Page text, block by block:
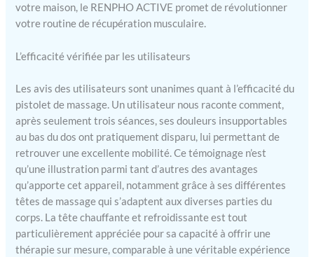
vitesse via l'application et
accéder à des cours vidéo
des guides visuels conçus
améliorant les
échauffements et facilitant
la récupération après
l'entraînement. Pistolet de
massage à percussion
puissant - Équipé d'un
moteur sans balai à couple
élevé, qui dure plus
longtemps et offre une
expérience de massage
plus profonde. Et le
votre maison, le RENPHO ACTIVE promet de révolutionner
votre routine de récupération musculaire.
L’efficacité vérifiée par les utilisateurs
Les avis des utilisateurs sont unanimes quant à l’efficacité du
pistolet de massage. Un utilisateur nous raconte comment,
après seulement trois séances, ses douleurs insupportables
au bas du dos ont pratiquement disparu, lui permettant de
retrouver une excellente mobilité. Ce témoignage n’est
qu’une illustration parmi tant d’autres des avantages
qu’apporte cet appareil, notamment grâce à ses différentes
têtes de massage qui s’adaptent aux diverses parties du
corps. La tête chauffante et refroidissante est tout
particulièrement appréciée pour sa capacité à offrir une
thérapie sur mesure, comparable à une véritable expérience